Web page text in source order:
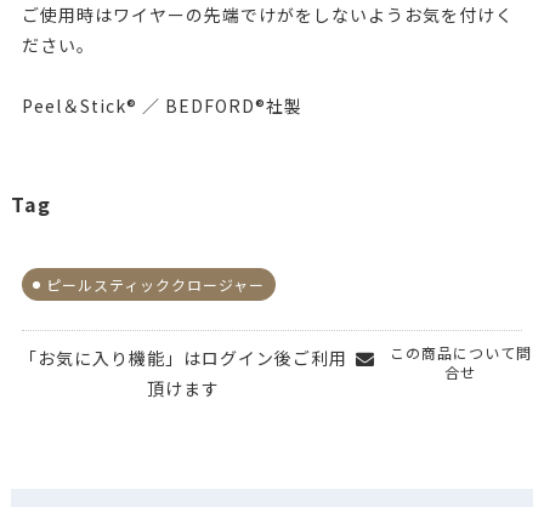
ご使用時はワイヤーの先端でけがをしないようお気を付けく
ださい。
Peel＆Stick® ／ BEDFORD®社製
Tag
ピールスティッククロージャー
「お気に入り機能」はログイン後ご利用
頂けます
この商品について問
合せ